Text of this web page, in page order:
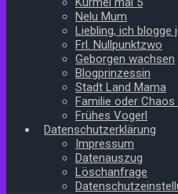
Nelu Mum
Liebling, ich blogge
Frl. Nullpunktzwo
Geborgen wachsen
Blogprinzessin
Stadt Land Mama
Familie oder Chaos
Frühes Vogerl
Datenschutzerklärung
Impressum
Datenauszug
Löschanfrage